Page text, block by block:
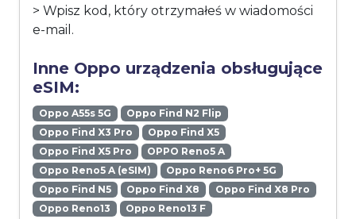
> Wpisz kod, który otrzymałeś w wiadomości
e-mail.
Inne Oppo urządzenia obsługujące
eSIM:
Oppo A55s 5G
Oppo Find N2 Flip
Oppo Find X3 Pro
Oppo Find X5
Oppo Find X5 Pro
OPPO Reno5 A
Oppo Reno5 A (eSIM)
Oppo Reno6 Pro+ 5G
Oppo Find N5
Oppo Find X8
Oppo Find X8 Pro
Oppo Reno13
Oppo Reno13 F